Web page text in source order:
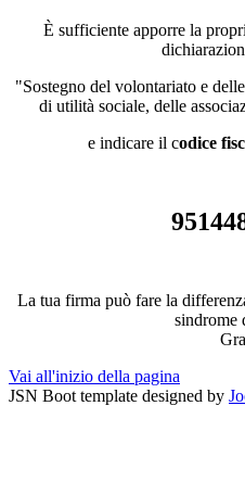
È sufficiente apporre la
"Sostegno del volontariato e
di utilità sociale, delle
e indicare il codice
La tua firma può fare la
sindrome
Vai all'inizio della pagina
JSN Boot template designed by